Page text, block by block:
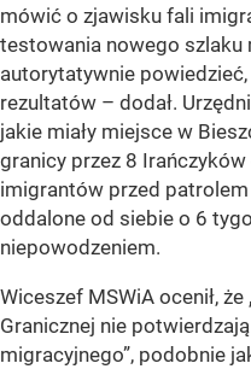
mówić o zjawisku fali
testowania nowego szlaku
autorytatywnie
rezultatów – dodał.
jakie miały miejsce w
granicy przez 8
imigrantów przed patrolem
oddalone od siebie o 6
niepowodzeniem.
Wiceszef MSWiA ocenił,
Granicznej nie
migracyjnego”, podobnie